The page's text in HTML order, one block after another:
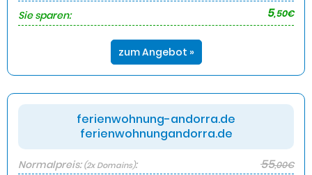
Sie sparen:
5,50€
zum Angebot »
ferienwohnung-andorra.de
ferienwohnungandorra.de
Normalpreis:(2x Domains): 55,00€